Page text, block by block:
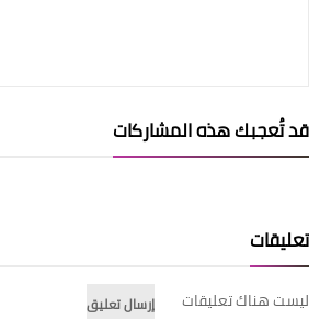
قد تُعجبك هذه المشاركات
تعليقات
ليست هناك تعليقات
إرسال تعليق